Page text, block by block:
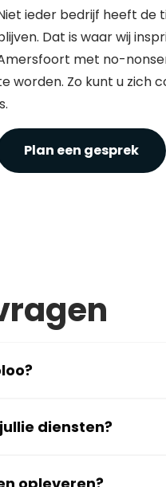
ieder bedrijf heeft de
Dat is waar wij
met no-
worden. Zo kunt u zich
Plan een gesprek
diensten?